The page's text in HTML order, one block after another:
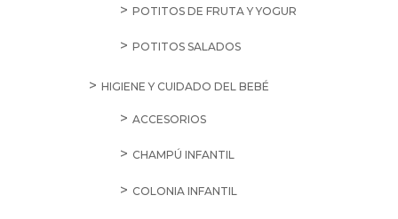
POTITOS DE FRUTA Y YOGUR
POTITOS SALADOS
HIGIENE Y CUIDADO DEL BEBÉ
ACCESORIOS
CHAMPÚ INFANTIL
COLONIA INFANTIL